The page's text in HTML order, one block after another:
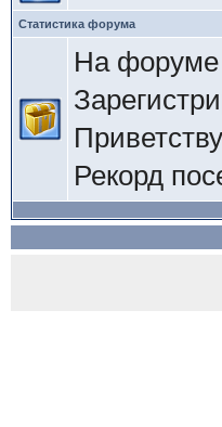
Статистика форума
На
Рекорд